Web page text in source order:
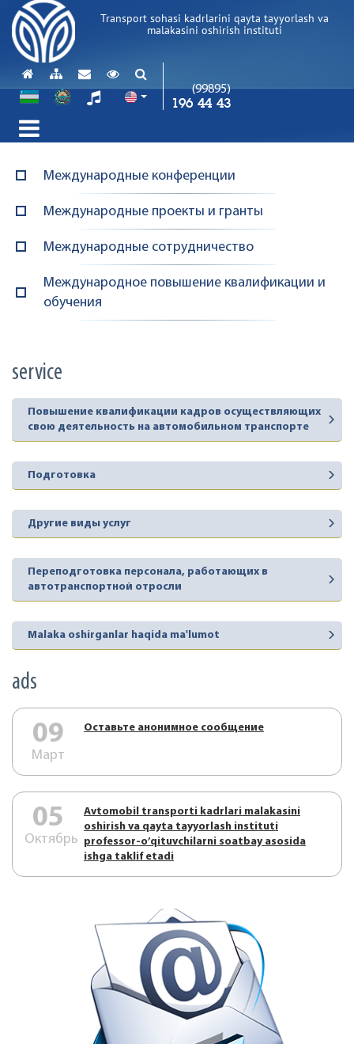
Transport sohasi kadrlarini qayta tayyorlash va
malakasini oshirish instituti
(99895)
196 44 43
Международные конференции
Международные проекты и гранты
Международные сотрудничество
Международное повышение квалификации и
обучения
service
Повышение квалификации кадров осуществляющих
свою деятельность на автомобильном транспорте
Подготовка
Другие виды услуг
Переподготовка персонала, работающих в
автотранспортной отросли
Malaka oshirganlar haqida ma'lumot
ads
09
Март
Оставьте анонимное сообщение
05
Октябрь
Аvtоmоbil trаnspоrti kаdrlаri mаlаkаsini
оshirish vа qаytа tаyyorlаsh instituti
prоfеssоr-o’qituvchilаrni sоаtbаy аsоsidа
ishgа tаklif etаdi